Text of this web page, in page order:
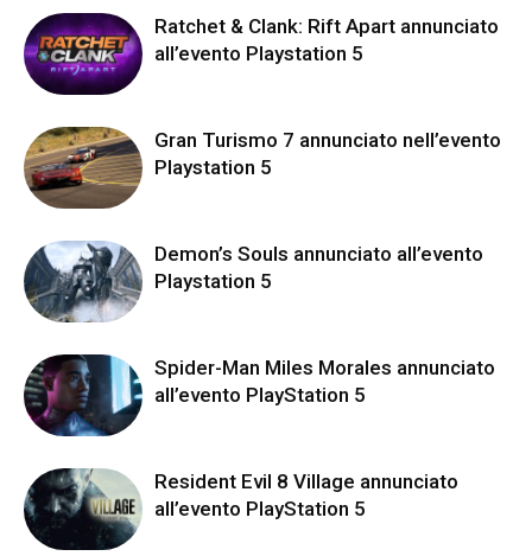
Ratchet & Clank: Rift Apart annunciato
all’evento Playstation 5
Gran Turismo 7 annunciato nell’evento
Playstation 5
Demon’s Souls annunciato all’evento
Playstation 5
Spider-Man Miles Morales annunciato
all’evento PlayStation 5
Resident Evil 8 Village annunciato
all’evento PlayStation 5